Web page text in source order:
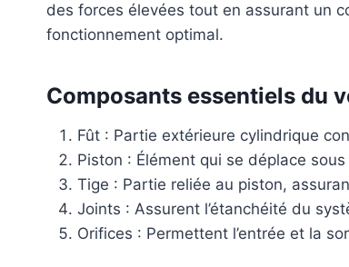
des forces élevées tout en assurant un
fonctionnement optimal.
Composants essentiels du
Fût : Partie extérieure cylindrique
Piston : Élément qui se déplace
Tige : Partie reliée au piston,
Joints : Assurent l’étanchéité du
Orifices : Permettent l’entrée et la